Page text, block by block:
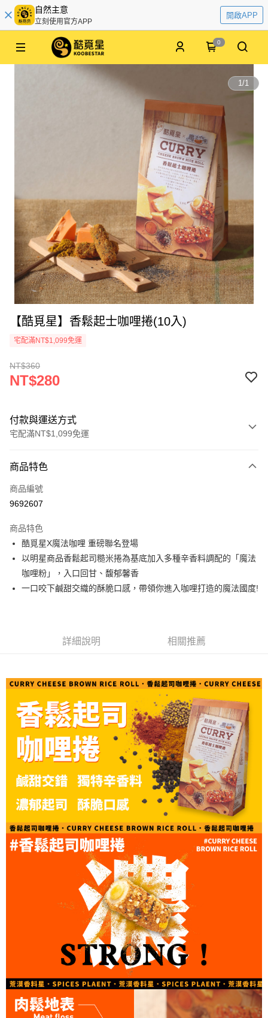
自然主意
立刻使用官方APP
開啟APP
0
1/1
【酷覓星】香鬆起士咖哩捲(10入)
宅配滿NT$1,099免運
NT$360
NT$280
付款與運送方式
宅配滿NT$1,099免運
信用卡一次付款
超商取貨付款
Apple Pay
街口支付
悠遊付
便利好安心！
１．簡單：不需註冊會員、不需綁卡、不需儲值。
２．便利：只要手機號碼，簡訊認證，即可結帳。
３．安心：先確認商品／服務後，再付款。
１．於結帳方式選擇「AFTEE先享後付」後，將跳轉至「AFTEE先享後付」
結帳頁面，進行簡訊認證並確認金額後，即可完成結帳。
２．訂單成立數日內，您將收到繳費通知簡訊。
３．收到繳費通知簡訊後14天內，點擊此簡訊中的連結，可透過四大超商／
ATM／網路銀行／等多元方式進行付款，方視為交易完成。
※ 請注意：結帳手續完成當下不需立刻繳費，但若您需要取消訂單，請聯絡
購買商品的店家。未經商家同意取消之訂單仍視為有效，需透過AFTEE先享
※ 交易是否成功請以「AFTEE先享後付 」之結帳頁面顯示為準，若有關於
是否繳費成功／繳費後需取消欲退款等相關疑問，請聯繫「AFTEE先享後付
客戶支援中心」 https://netprotections.freshdesk.com/support/home
１．透過由恩沛科技股份有限公司提供之「AFTEE先享後付」服務完成之交
易，需依本服務之必要範圍內提供個人資料，並將交易相關給付款項請求債
權轉讓予恩沛科技股份有限公司。
２．關於個人資料處理事宜，請瀏覽以下網址：
https://aftee.tw/terms/#terms3
３．未成年的使用者請事先徵得法定代理人或監護人之同意方可使用
「AFTEE先享後付」，若未經同意申辦者引起之損失，本公司不負相關責
４．使用「AFTEE先享後付」時，將依據個別帳號之用戶狀況，依本公司即
時審查核予不同之上限額度；若仍有額度不足之情形，本公司將視審查結果
請求用戶進行身份認證。
５．嚴禁一人註冊多個帳號或使用他人資訊註冊。若發現惡意使用之情形，
恩沛科技股份有限公司將有權停止該用戶之使用額度並採取法律行動。
全家取貨付款
每筆NT$90，滿NT$1,200(含以上)免運費
7-11取貨付款
每筆NT$90，滿NT$1,200(含以上)免運費
每筆NT$120，滿NT$1,099(含以上)免運費
離島宅配(郵局)
每筆NT$180，滿NT$1,799(含以上)免運費
商品特色
商品編號
9692607
商品特色
酷覓星X魔法咖哩 重磅聯名登場
以明星商品香鬆起司糙米捲為基底加入多種辛香料調配的「魔法
咖哩粉」，入口回甘、馥郁馨香
一口咬下鹹甜交織的酥脆口感，帶領你進入咖哩打造的魔法國度!
詳細說明 相關推薦